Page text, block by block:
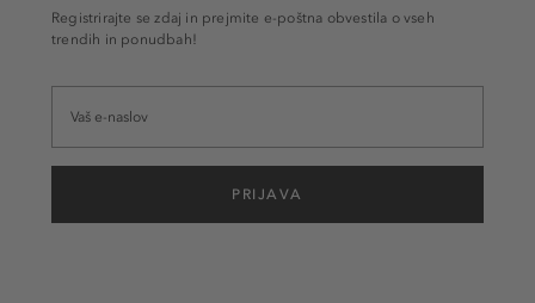
Registrirajte se zdaj in prejmite e-poštna obvestila o vseh
trendih in ponudbah!
PRIJAVA